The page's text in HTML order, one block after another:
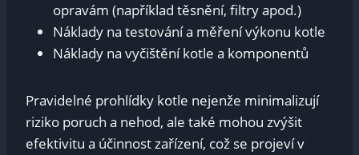
opravám (například těsnění, filtry apod.)
Náklady na testování a měření výkonu kotle
Náklady na vyčištění kotle a komponentů
Pravidelné prohlídky kotle nejenže minimalizují
riziko poruch a nehod, ale také mohou zvýšit
efektivitu a účinnost zařízení, což se projeví v